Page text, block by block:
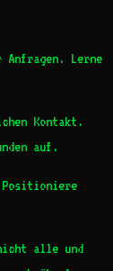
Lerne
Kontakt.
auf.
alle und